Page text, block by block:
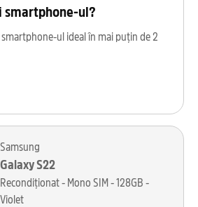
smartphone-ul?
smartphone-ul ideal în mai puțin de 2
Samsung
Galaxy S22
Recondiționat - Mono SIM - 128GB -
Violet